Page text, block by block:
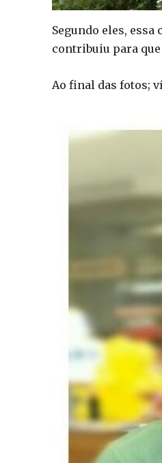
Segundo eles,
contribuiu para que
Ao final das fotos;